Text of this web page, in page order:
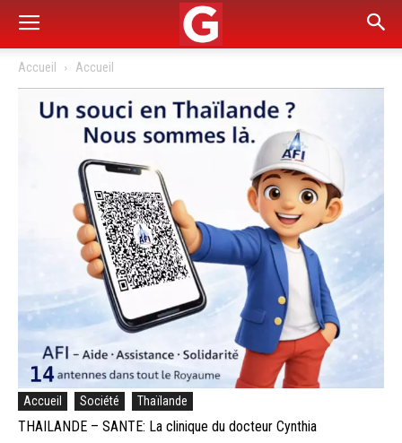
Accueil Accueil
Accueil Société Thaïlande
THAILANDE – SANTE: La clinique du docteur Cynthia